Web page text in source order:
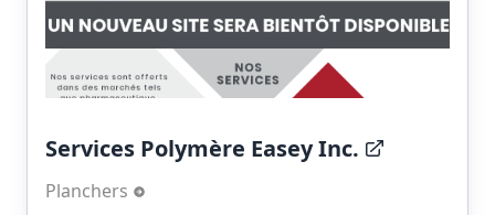
Services Polymère Easey Inc.
Planchers